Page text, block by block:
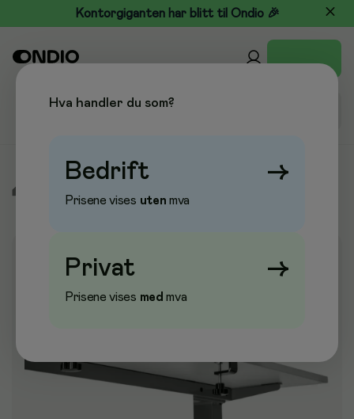
Kontorgiganten har blitt til Ondio 🎉
Hva handler du som?
Bedrift →
Prisene vises uten mva
Privat →
Prisene vises med mva